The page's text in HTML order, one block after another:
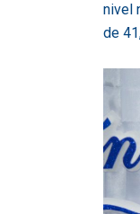
nivel
de